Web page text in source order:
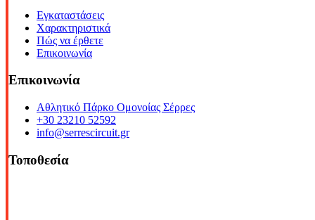
Εγκαταστάσεις
Χαρακτηριστικά
Πώς να έρθετε
Επικοινωνία
Επικοινωνία
Αθλητικό Πάρκο Ομονοίας Σέρρες
+30 23210 52592
info@serrescircuit.gr
Τοποθεσία